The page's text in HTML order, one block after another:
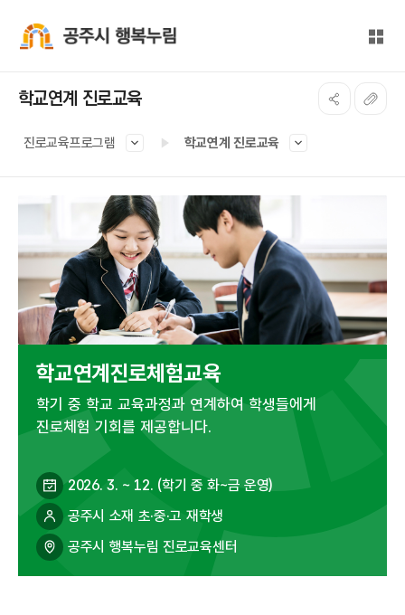
전체
학교연계 진로교육
진로교육프로그램 학교연계 진로교육
학교연계진로체험교육
학기 중 학교 교육과정과 연계하여 학생들에게
진로체험 기회를 제공합니다.
2026. 3. ~ 12. (학기 중 화~금 운영)
공주시 소재 초·중·고 재학생
공주시 행복누림 진로교육센터